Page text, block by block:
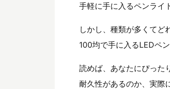
手軽に手に入るペンライ
しかし、種類が多くて
100均で手に入るLEDペ
読めば、あなたにぴった
耐久性があるのか、実際